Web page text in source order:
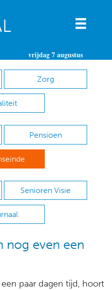
vrijdag 7 augustus
Zorg
Pensioen
Senioren Visie
nog even een
paar dagen tijd, hoort